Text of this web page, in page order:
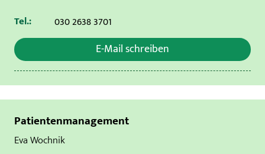
Tel.:
030 2638 3701
E-Mail schreiben
Patientenmanagement
Eva Wochnik